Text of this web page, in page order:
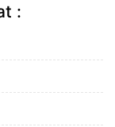
: